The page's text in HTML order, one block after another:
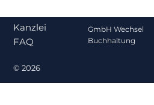
Kanzlei
FAQ
© 2026
GmbH Wechsel
Buchhaltung